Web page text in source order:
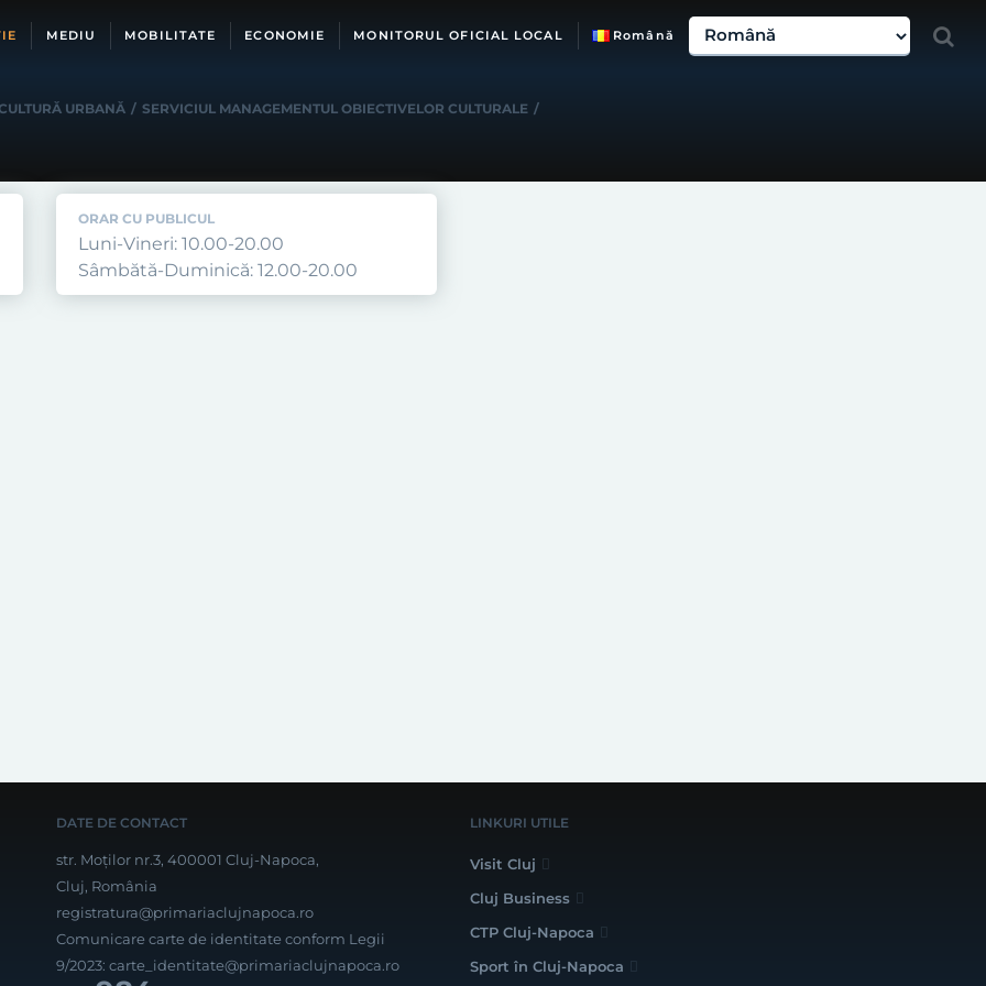
MEDIU MOBILITATE ECONOMIE MONITORUL OFICIAL LOCAL Română
URBANĂ / SERVICIUL MANAGEMENTUL OBIECTIVELOR CULTURALE /
ORAR CU PUBLICUL
Luni-Vineri: 10.00-20.00
Sâmbătă-Duminică: 12.00-20.00
DATE DE CONTACT
str. Moților nr.3, 400001 Cluj-Napoca,
Cluj, România
registratura@primariaclujnapoca.ro
Comunicare carte de identitate conform Legii
9/2023: carte_identitate@primariaclujnapoca.ro
LINKURI UTILE
Visit Cluj
Cluj Business
CTP Cluj-Napoca
Sport în Cluj-Napoca